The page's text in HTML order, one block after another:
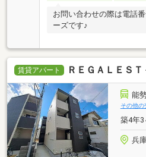
お問い合わせの際は電話
ーズです♪
賃貸アパート ＲＥＧＡＬＥＳ
能
その他の
築4年3
兵